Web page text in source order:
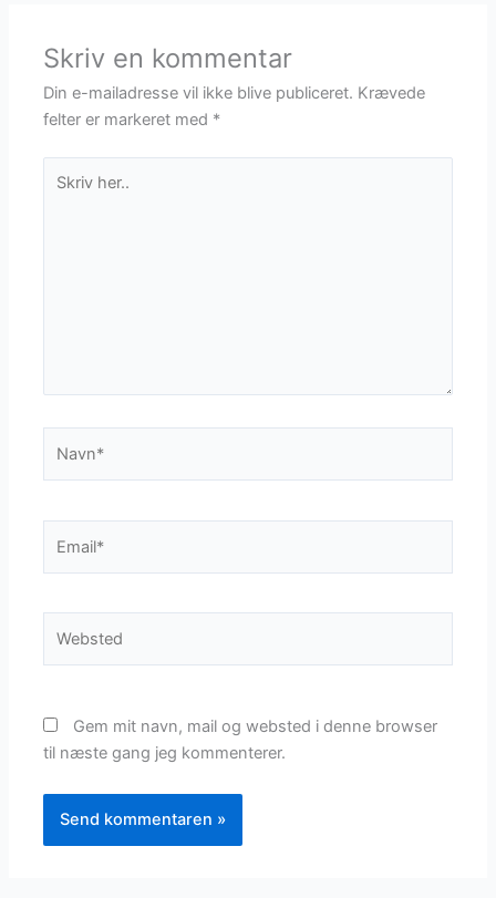
Skriv en kommentar
Din e-mailadresse vil ikke blive publiceret. Krævede
felter er markeret med *
Gem mit navn, mail og websted i denne browser
til næste gang jeg kommenterer.